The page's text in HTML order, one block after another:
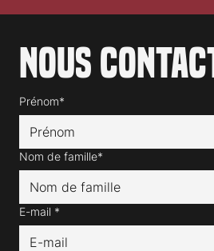
Nous
Prénom*
Nom de famille*
E-mail *